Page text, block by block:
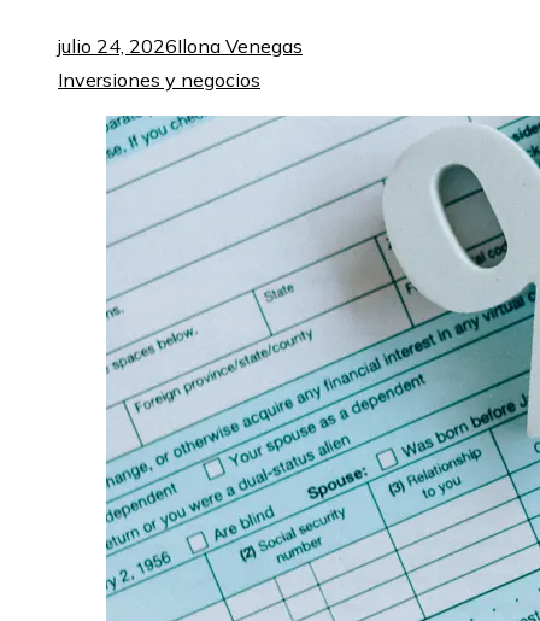
julio 24, 2026Ilona Venegas
Inversiones y negocios